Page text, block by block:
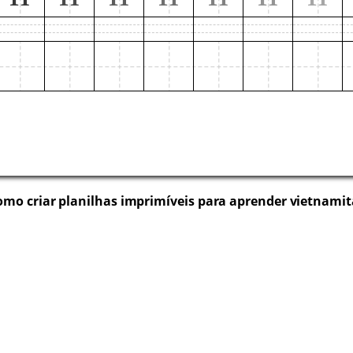
criar planilhas imprimíveis para aprender